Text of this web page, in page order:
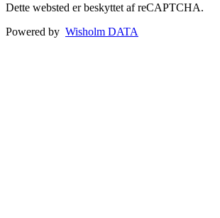
Dette websted er beskyttet af reCAPTCHA.
Powered by Wisholm DATA